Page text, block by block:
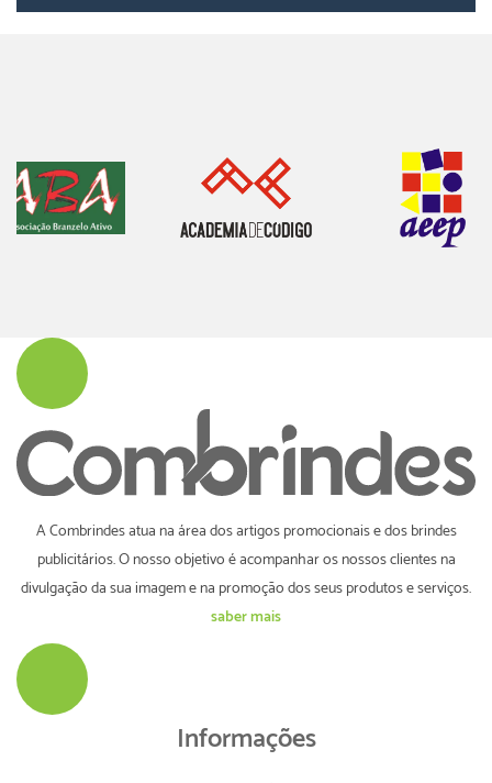
A Combrindes atua na área dos artigos promocionais e dos brindes
publicitários. O nosso objetivo é acompanhar os nossos clientes na
divulgação da sua imagem e na promoção dos seus produtos e serviços.
saber mais
Informações